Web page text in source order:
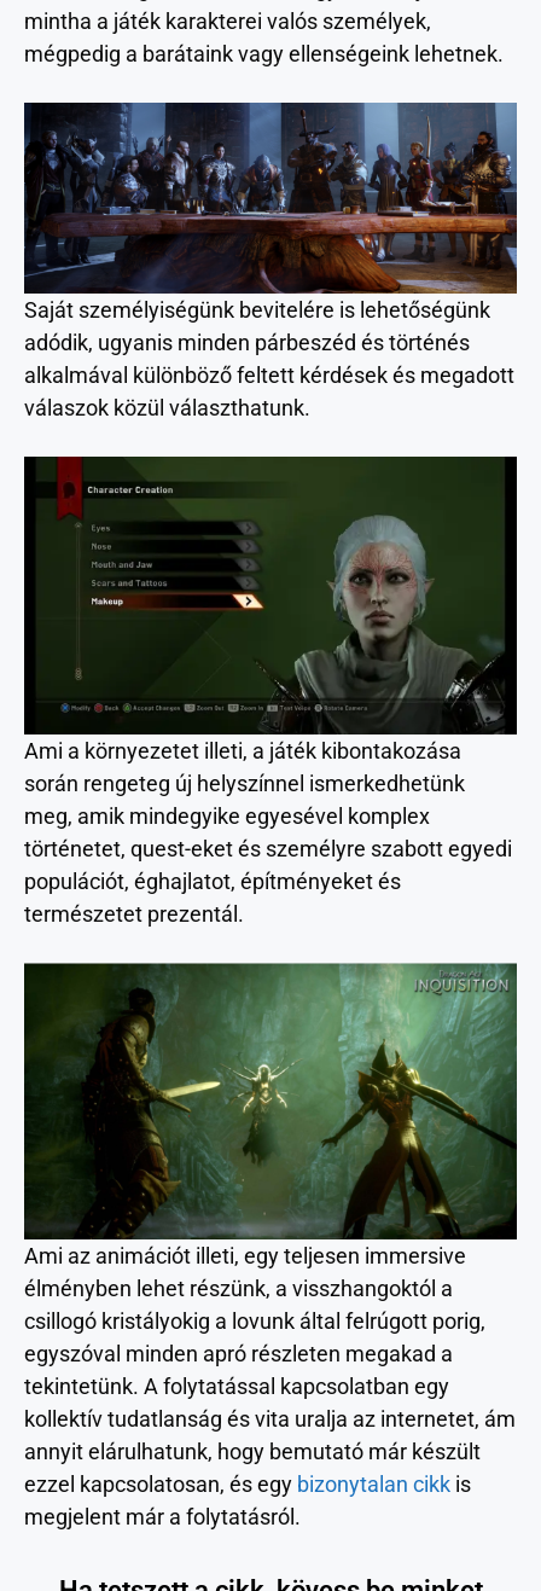
mintha a játék karakterei valós személyek,
mégpedig a barátaink vagy ellenségeink lehetnek.
Saját személyiségünk bevitelére is lehetőségünk
adódik, ugyanis minden párbeszéd és történés
alkalmával különböző feltett kérdések és megadott
válaszok közül választhatunk.
Ami a környezetet illeti, a játék kibontakozása
során rengeteg új helyszínnel ismerkedhetünk
meg, amik mindegyike egyesével komplex
történetet, quest-eket és személyre szabott egyedi
populációt, éghajlatot, építményeket és
természetet prezentál.
Ami az animációt illeti, egy teljesen immersive
élményben lehet részünk, a visszhangoktól a
csillogó kristályokig a lovunk által felrúgott porig,
egyszóval minden apró részleten megakad a
tekintetünk. A folytatással kapcsolatban egy
kollektív tudatlanság és vita uralja az internetet, ám
annyit elárulhatunk, hogy bemutató már készült
ezzel kapcsolatosan, és egy bizonytalan cikk is
megjelent már a folytatásról.